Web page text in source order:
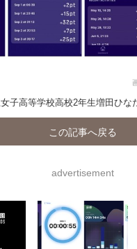
女子高等学校高校2年生増田ひな
この記事へ戻る
advertisement